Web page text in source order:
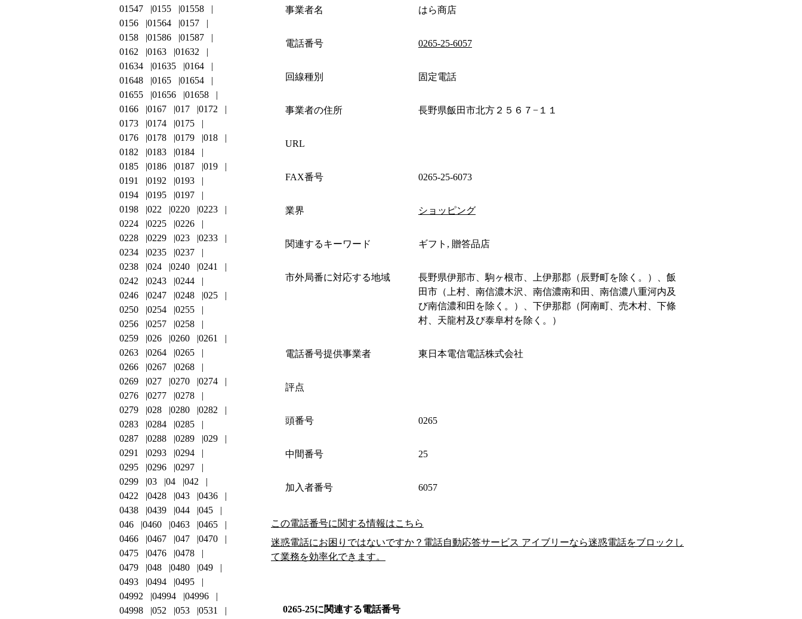
事業者名 はら商店
電話番号 0265-25-6057
回線種別 固定電話
事業者の住所 長野県飯田市北方２５６７−１１
URL
FAX番号 0265-25-6073
業界 ショッピング
関連するキーワード ギフト, 贈答品店
市外局番に対応する地域
長野県伊那市、駒ヶ根市、上伊那郡（辰野町を除く。）、飯
田市（上村、南信濃木沢、南信濃南和田、南信濃八重河内及
び南信濃和田を除く。）、下伊那郡（阿南町、売木村、下條
村、天龍村及び泰阜村を除く。）
電話番号提供事業者 東日本電信電話株式会社
評点
頭番号 0265
中間番号 25
加入者番号 6057
この電話番号に関する情報はこちら
迷惑電話にお困りではないですか？電話自動応答サービス アイブリーなら迷惑電話をブロックし
て業務を効率化できます。
0265-25に関連する電話番号
01547
0155
01558
0156
01564
0157
0158
01586
01587
0162
0163
01632
01634
01635
0164
01648
0165
01654
01655
01656
01658
0166
0167 017
0172
0173
0174
0175
0176
0178 0179
018
0182
0183
0184
0185
0186 0187
019
0191
0192
0193
0194
0195
0197
0198
022 0220
0223
0224
0225
0226
0228
0229 023
0233
0234
0235
0237
0238
024 0240
0241
0242
0243
0244
0246
0247 0248
025
0250
0254
0255
0256
0257
0258
0259
026 0260
0261
0263
0264
0265
0266
0267
0268
0269
027 0270
0274
0276
0277
0278
0279
028 0280
0282
0283
0284
0285
0287
0288 0289
029
0291
0293
0294
0295
0296
0297
0299
03 04
042
0422
0428 043
0436
0438
0439 044
045
046
0460 0463
0465
0466
0467 047
0470
0475
0476
0478
0479
048 0480
049
0493
0494
0495
04992
04994
04996
04998
052 053
0531